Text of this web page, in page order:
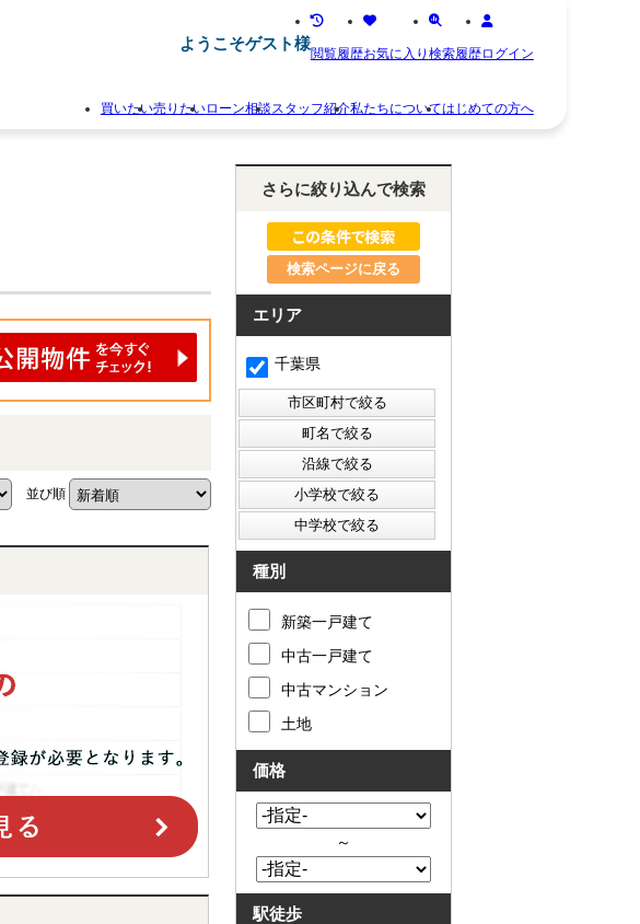
ようこそゲスト様
閲覧履歴お気に入り 検索履歴ログイン
買いたい
戸
中
古
一
戸
マ
船
市
か
ら
探
売りたい
空
住
み
替
え
住
ム
却
売
却
の
ローン相談スタッフ紹介私たちについて
知
ら
ス
タ
ッ
フ
様
の
会
社
概
要
代
表
ッ
ー
ス
合
せ
はじめての方へ
並び順
さらに絞り込んで検索
検索ページに戻る
エリア
千葉県
種別
新築一戸建て
中古一戸建て
中古マンション
土地
価格
～
駅徒歩